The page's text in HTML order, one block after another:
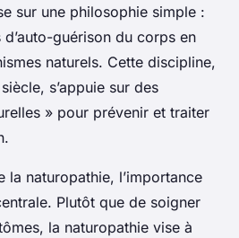
sur une philosophie simple :
guérison du corps en
naturels. Cette discipline,
s’appuie sur des
» pour prévenir et traiter
la naturopathie, l’importance
Plutôt que de soigner
la naturopathie vise à